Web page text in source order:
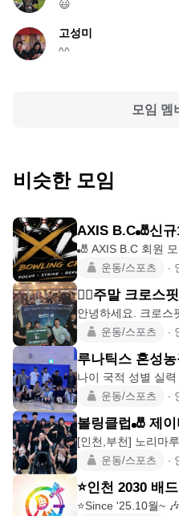
😃
고성미
^^
모임 멤
비슷한 모임
AXIS B.C🎳신규
🎳 AXIS B.C 회원
운동/스포츠 ∙
🏋‍♂️주말 크로스
안녕하세요. 크로스
동 함
운동/스포츠 ∙
루나틱스 혼성농
나이 국적 성별 실력 상관없
구 루나틱스!! ⛹
운동/스포츠 ∙
볼링클럽🎳 제
[인천,부천] 노리마
을 환영합니다!
운동/스포츠 ∙
⭐인천 2030 배